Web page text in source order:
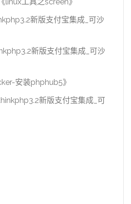
新版支付宝集成_可沙
新版支付宝集成_可沙
安装phphub5》
新版支付宝集成_可